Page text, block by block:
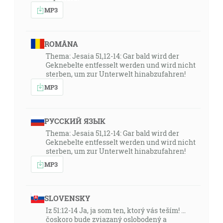
hynú, pretože nepriali lásky pravdy, aby boli spasení;
a preto im Bôh pošle mocné pôsobenie bludu, aby
uverili lži … [2Te 2:10-11]
19:29
veľmi! hovorí Hospodin. Lebo môj ľud spáchal dvoje
zlo: Opustil mňa, prameň živej vody, aby si vyrúbali
cisterny, deravé cisterny dopukané, ktoré nedržia
vody! [Jr 2:12-13]
volal: Ak niekto žízní, nech prijde ku mne a pije! [Jn
MP3
ROMÂNA
Thema: Jesaia 51,12-14: Gar bald wird der
Geknebelte entfesselt werden und wird nicht
sterben, um zur Unterwelt hinabzufahren!
MP3
РУССКИЙ ЯЗЫК
Thema: Jesaia 51,12-14: Gar bald wird der
Geknebelte entfesselt werden und wird nicht
sterben, um zur Unterwelt hinabzufahren!
MP3
SLOVENSKY
Iz 51:12-14 Ja, ja som ten, ktorý vás teším! …
čoskoro bude zviazaný oslobodený a